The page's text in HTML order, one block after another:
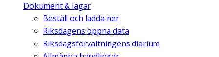
Dokument & lagar
Beställ och ladda ner
Riksdagens öppna data
Riksdagsförvaltningens diarium